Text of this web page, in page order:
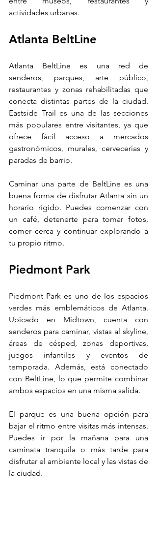
actividades urbanas.
Atlanta BeltLine
Atlanta BeltLine es una red de
senderos, parques, arte público,
restaurantes y zonas rehabilitadas que
conecta distintas partes de la ciudad.
Eastside Trail es una de las secciones
más populares entre visitantes, ya que
ofrece fácil acceso a mercados
gastronómicos, murales, cervecerías y
paradas de barrio.
Caminar una parte de BeltLine es una
buena forma de disfrutar Atlanta sin un
horario rígido. Puedes comenzar con
un café, detenerte para tomar fotos,
comer cerca y continuar explorando a
tu propio ritmo.
Piedmont Park
Piedmont Park es uno de los espacios
verdes más emblemáticos de Atlanta.
Ubicado en Midtown, cuenta con
senderos para caminar, vistas al skyline,
áreas de césped, zonas deportivas,
juegos infantiles y eventos de
temporada. Además, está conectado
con BeltLine, lo que permite combinar
ambos espacios en una misma salida.
El parque es una buena opción para
bajar el ritmo entre visitas más intensas.
Puedes ir por la mañana para una
caminata tranquila o más tarde para
disfrutar el ambiente local y las vistas de
la ciudad.